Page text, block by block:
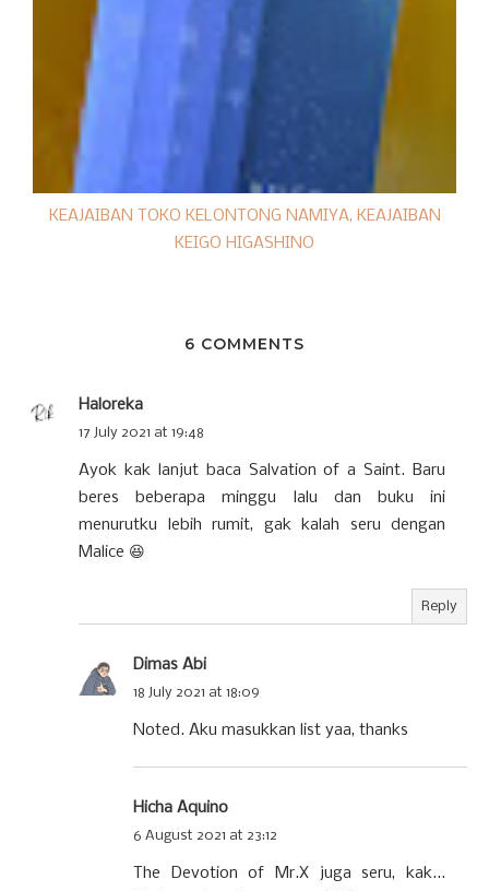
KEAJAIBAN TOKO KELONTONG NAMIYA, KEAJAIBAN
KEIGO HIGASHINO
6 COMMENTS
Haloreka
17 July 2021 at 19:48
Ayok kak lanjut baca Salvation of a Saint. Baru
beres beberapa minggu lalu dan buku ini
menurutku lebih rumit, gak kalah seru dengan
Malice 😆
Reply
Dimas Abi
18 July 2021 at 18:09
Noted. Aku masukkan list yaa, thanks
Hicha Aquino
6 August 2021 at 23:12
The Devotion of Mr.X juga seru, kak...